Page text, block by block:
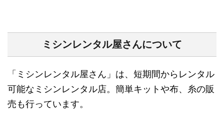
ミシンレンタル屋さんについて
「ミシンレンタル屋さん」は、短期間からレンタル
可能なミシンレンタル店。簡単キットや布、糸の販
売も行っています。